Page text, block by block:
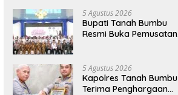
dan Barbershop
5 Agustus 2026
Bupati Tanah Bumbu
Resmi Buka Pemusatan
5 Agustus 2026
Kapolres Tanah Bumbu
Terima Penghargaan